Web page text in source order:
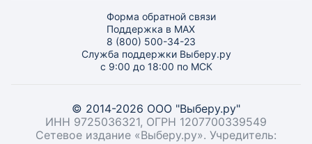
Форма обратной связи
Поддержка в MAX
8 (800) 500-34-23
Служба поддержки Выберу.ру
с 9:00 до 18:00 по МСК
© 2014-2026 ООО "Выберу.ру"
ИНН 9725036321, ОГРН 1207700339549
Сетевое издание «Выберу.ру». Учредитель: